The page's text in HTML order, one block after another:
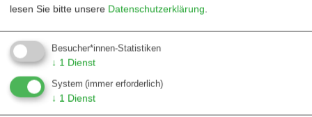
Kontakt
Mediadaten
Hinweise für Autor*innen
lesen Sie bitte unsere Datenschutzerklärung.
Besucher*innen-Statistiken
↓ 1 Dienst
System (immer erforderlich)
↓ 1 Dienst